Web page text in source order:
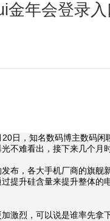
金年会登录
，知名数码博主数码闲
不难看出，接下来几个月
，各大手机厂商的旗舰
提升硅含量来提升整体
烈，可以说是谁率先拿